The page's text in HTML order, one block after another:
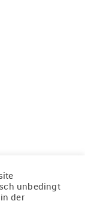
unbedingt
der